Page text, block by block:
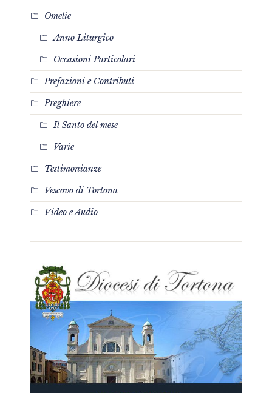
Omelie
Anno Liturgico
Occasioni Particolari
Prefazioni e Contributi
Preghiere
Il Santo del mese
Varie
Testimonianze
Vescovo di Tortona
Video e Audio